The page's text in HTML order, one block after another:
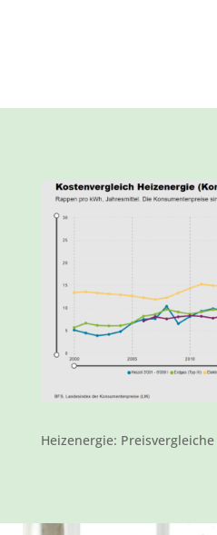
Heizenergie: Preisvergleiche